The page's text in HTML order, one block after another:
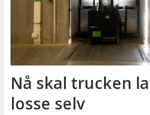
Nå skal trucken
losse selv